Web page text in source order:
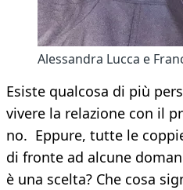
Alessandra Lucca e
Esiste qualcosa di più
vivere la relazione con il
no. Eppure, tutte le
di fronte ad alcune
è una scelta? Che cosa